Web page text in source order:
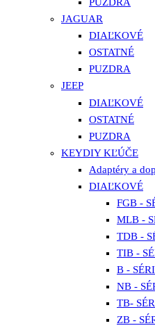
PUZDRA
JAGUAR
DIAĽKOVÉ
OSTATNÉ
PUZDRA
JEEP
DIAĽKOVÉ
OSTATNÉ
PUZDRA
KEYDIY KĽÚČE
Adaptéry a
DIAĽKOVÉ
FGB -
MLB -
TDB -
TIB -
B -
NB -
TB-
ZB -